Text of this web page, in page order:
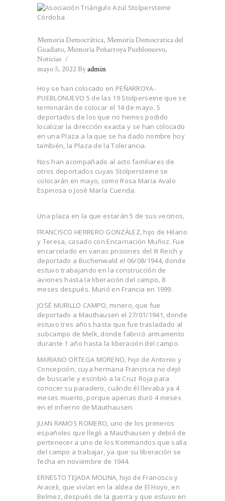
Memoria Democrática, Memoria Democratica del
Guadiato, Memoria Peñarroya Pueblonuevo,
Noticias
mayo 5, 2022 Byadmin
Hoy se han colocado en PEÑARROYA-
PUEBLONUEVO 5 de las 19 Stolperseine que se
terminarán de colocar el 14 de mayo. 5
deportados de los que no hemos podido
localizar la dirección exacta y se han colocado
en una Plaza a la que se ha dado nombre hoy
también, la Plaza de la Tolerancia.
Nos han acompañado al acto familiares de
otros deportados cuyas Stolpersteine se
colocarán en mayo, como Rosa Maria Avalo
Espinosa o José María Cuenda.
Una plaza en la que estarán 5 de sus vecinos,
FRANCISCO HERRERO GONZÁLEZ, hijo de Hilario
y Teresa, casado con Encarnación Muñoz. Fue
encarcelado en varias prisiones del III Reich y
deportado a Buchenwald el 06/08/1944, donde
estuvo trabajando en la construcción de
aviones hasta la liberación del campo, 8
meses después. Murió en Francia en 1999.
JOSÉ MURILLO CAMPO, minero, que fue
deportado a Mauthausen el 27/01/1941, donde
estuvo tres años hasta que fue trasladado al
subcampo de Melk, donde fabricó armamento
durante 1 año hasta la liberación del campo.
MARIANO ORTEGA MORENO, hijo de Antonio y
Concepción, cuya hermana Francisca no dejó
de buscarle y escribió a la Cruz Roja para
conocer su paradero, cuándo él llevaba ya 4
meses muerto, porque apenas duró 4 meses
en el infierno de Mauthausen.
JUAN RAMOS ROMERO, uno de los primeros
españoles que llegó a Mauthausen y debió de
pertenecer a uno de los Kommandos que salía
del campo a trabajar, ya que su liberación se
fecha en noviembre de 1944.
ERNESTO TEJADA MOLINA, hijo de Francisco y
Araceli, que vivían en la aldea de El Hoyo, en
Belmez, después de la guerra y que estuvo en